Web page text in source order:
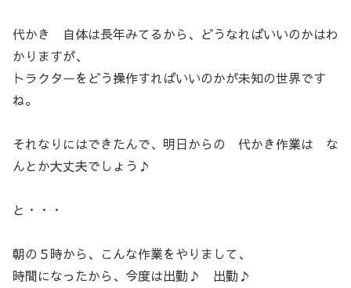
代かき 自体は長年みてるから、どうなればいいのかはわ
かりますが、
トラクターをどう操作すればいいのかが未知の世界です
ね。
それなりにはできたんで、明日からの 代かき作業は な
んとか大丈夫でしょう♪
と・・・
朝の５時から、こんな作業をやりまして、
時間になったから、今度は出勤♪ 出勤♪